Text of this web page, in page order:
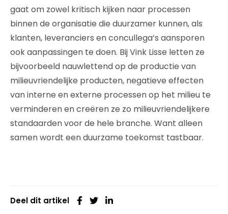
gaat om zowel kritisch kijken naar processen
binnen de organisatie die duurzamer kunnen, als
klanten, leveranciers en concullega’s aansporen
ook aanpassingen te doen. Bij Vink Lisse letten ze
bijvoorbeeld nauwlettend op de productie van
milieuvriendelijke producten, negatieve effecten
van interne en externe processen op het milieu te
verminderen en creëren ze zo milieuvriendelijkere
standaarden voor de hele branche. Want alleen
samen wordt een duurzame toekomst tastbaar.
Deel dit artikel